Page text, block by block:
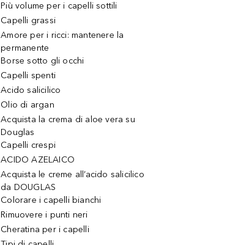
Più volume per i capelli sottili
Capelli grassi
Amore per i ricci: mantenere la
permanente
Borse sotto gli occhi
Capelli spenti
Acido salicilico
Olio di argan
Acquista la crema di aloe vera su
Douglas
Capelli crespi
ACIDO AZELAICO
Acquista le creme all’acido salicilico
da DOUGLAS
Colorare i capelli bianchi
Rimuovere i punti neri
Cheratina per i capelli